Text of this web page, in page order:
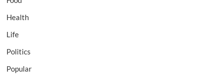
Health
Life
Politics
Popular